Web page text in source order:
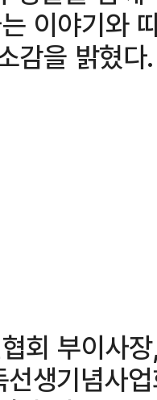
이야기와
감을 밝혔다.
회 부이사
생기념사